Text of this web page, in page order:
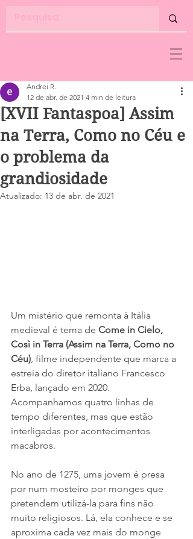
[XVII Fantaspoa] Assim
na Terra, Como no Céu e
o problema da
grandiosidade
Andrei R.
12 de abr. de 2021 4 min de leitura
Atualizado: 13 de abr. de 2021
Um mistério que remonta à Itália
medieval é tema de Come in Cielo,
Così in Terra (Assim na Terra, Como no
Céu), filme independente que marca a
estreia do diretor italiano Francesco
Erba, lançado em 2020.
Acompanhamos quatro linhas de
tempo diferentes, mas que estão
interligadas por acontecimentos
macabros.
No ano de 1275, uma jovem é presa
por num mosteiro por monges que
pretendem utilizá-la para fins não
muito religiosos. Lá, ela conhece e se
aproxima cada vez mais do monge